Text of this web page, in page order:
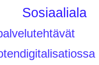
Sosiaaliala